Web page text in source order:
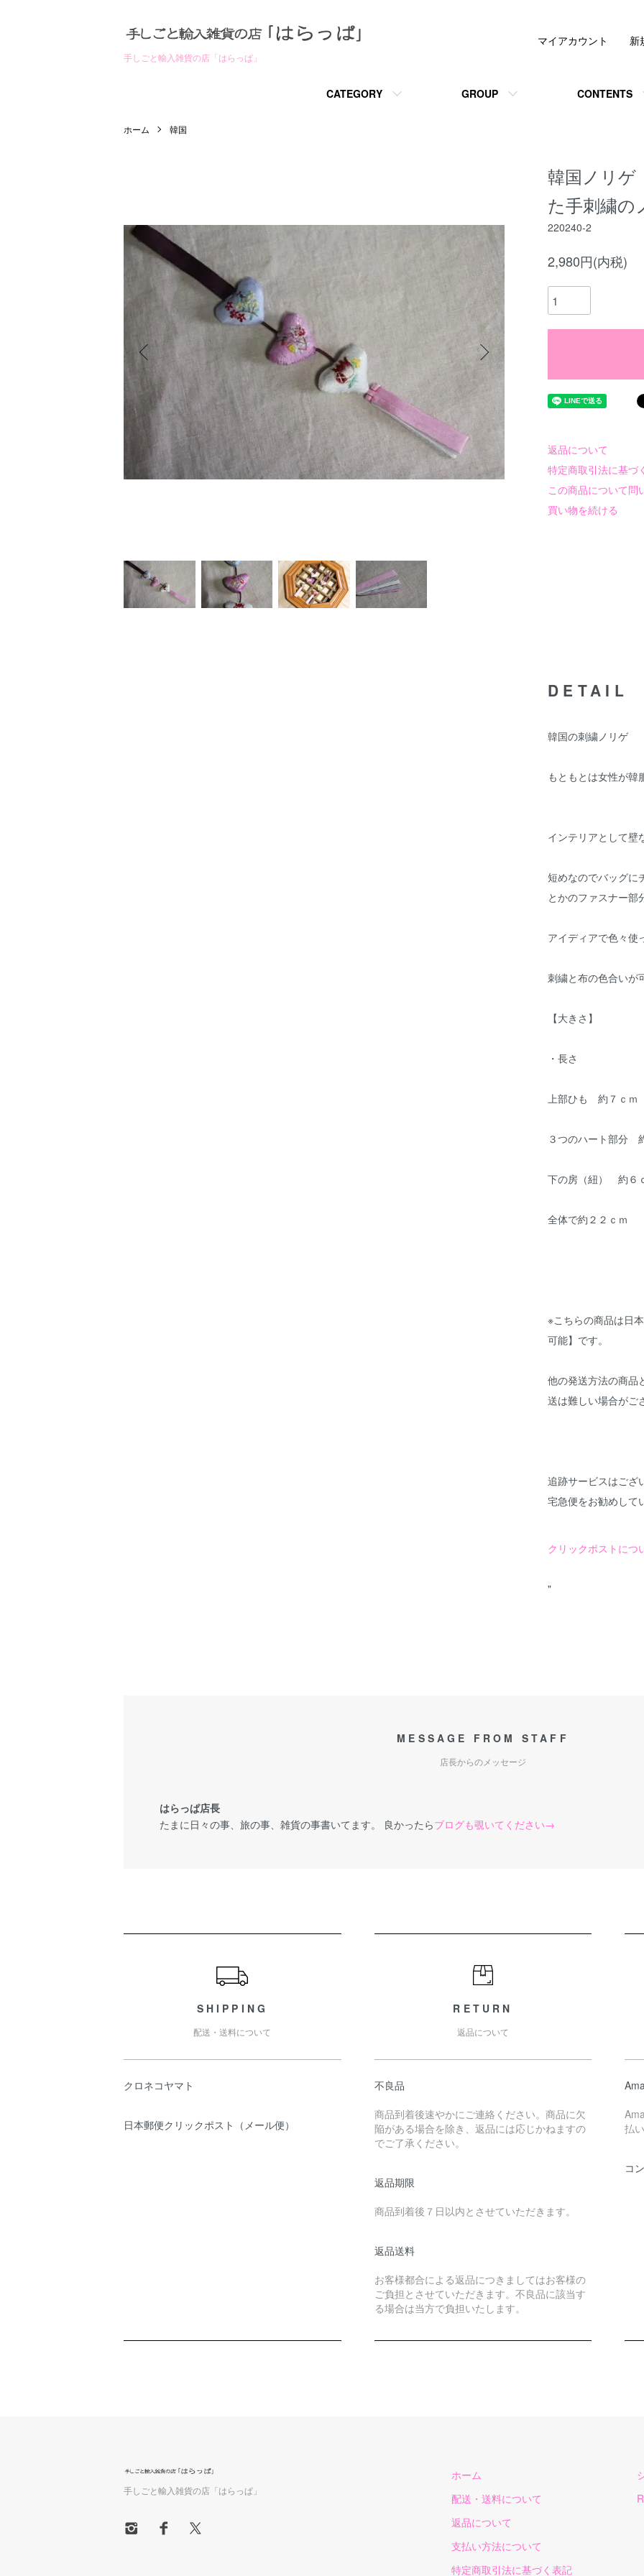
手しごと輸入雑貨の店「はらっぱ」
CATEGORY GROUP CONTENTS
マイアカウント 新
ホーム 韓国
韓国ノリ
た手刺繍の
220240-2
2,980円(内税)
返品について
特定商取引法に基づ
この商品について問
買い物を続ける
DETAIL
韓国の刺繍ノリゲ
もともとは女性が韓
インテリアとして壁
短めなのでバッグに
とかのファスナー部
アイディアで色々使
刺繍と布の色合いが
【大きさ】
・長さ
上部ひも 約７ｃｍ
３つのハート部分
下の房（紐） 約６
全体で約２２ｃｍ
※こちらの商品は日
可能】 です。
他の発送方法の商品
送は難しい場合がご
追跡サービスはござ
宅急便をお勧めして
クリックポストに
"
MESSAGE FROM STAFF
店長からのメッセージ
はらっぱ店長
たまに日々の事、旅の事、雑貨の事書いてます。 良かったらブログも覗いてください→
SHIPPING
配送・送料について
クロネコヤマト
日本郵便クリックポスト（メール便）
RETURN
返品について
不良品
商品到着後速やかにご連絡ください。商品に欠
陥がある場合を除き、返品には応じかねますの
でご了承ください。
返品期限
商品到着後７日以内とさせていただきます。
返品送料
お客様都合による返品につきましてはお客様の
ご負担とさせていただきます。不良品に該当す
る場合は当方で負担いたします。
払
コ
手しごと輸入雑貨の店「はらっぱ」
ホーム
配送・送料について
返品について
支払い方法について
特定商取引法に基づく表記